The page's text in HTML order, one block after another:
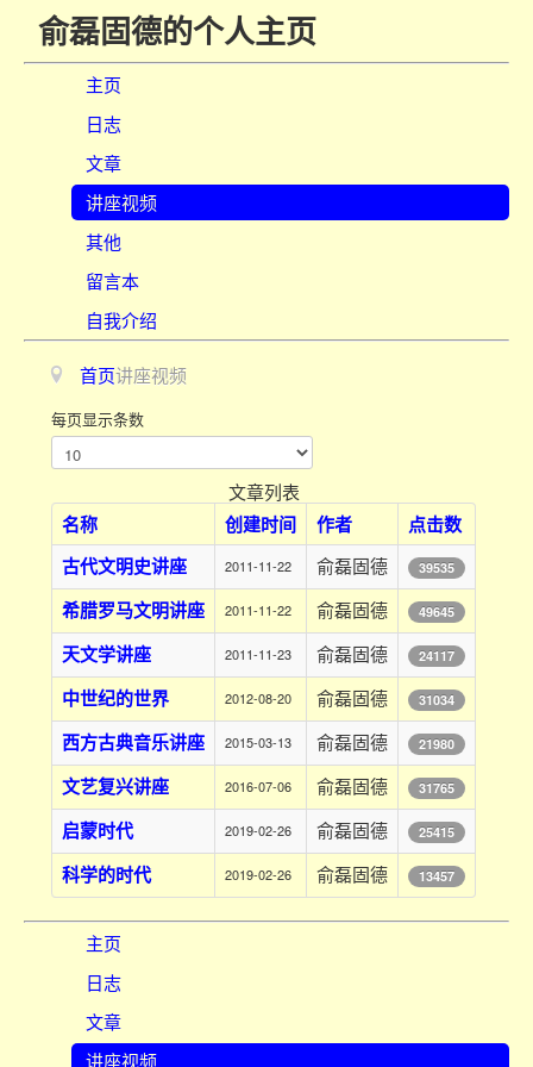
俞磊固德的个人主页
主页
日志
文章
讲座视频
其他
留言本
自我介绍
首页讲座视频
每页显示条数
文章列表
名称 创建时间 作者
点击数
古代文明史讲座
2011-11-22 俞磊固德 39535
希腊罗马文明讲座 2011-11-22 俞磊固德 49645
天文学讲座 2011-11-23 俞磊固德 24117
中世纪的世界 2012-08-20 俞磊固德 31034
西方古典音乐讲座 2015-03-13 俞磊固德 21980
文艺复兴讲座 2016-07-06 俞磊固德 31765
启蒙时代 2019-02-26 俞磊固德 25415
科学的时代 2019-02-26 俞磊固德 13457
主页
日志
文章
讲座视频